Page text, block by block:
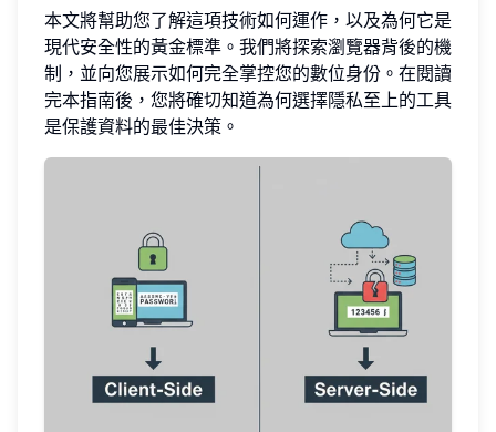
本文將幫助您了解這項技術如何運作，以及為何它是
現代安全性的黃金標準。我們將探索瀏覽器背後的機
制，並向您展示如何完全掌控您的數位身份。在閱讀
完本指南後，您將確切知道為何選擇隱私至上的工具
是保護資料的最佳決策。